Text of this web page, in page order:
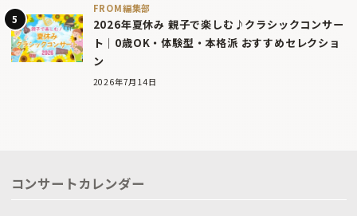
FROM編集部
2026年夏休み 親子で楽しむ♪クラシックコンサー
ト｜0歳OK・体験型・本格派 おすすめセレクショ
ン
2026年7月14日
コンサートカレンダー